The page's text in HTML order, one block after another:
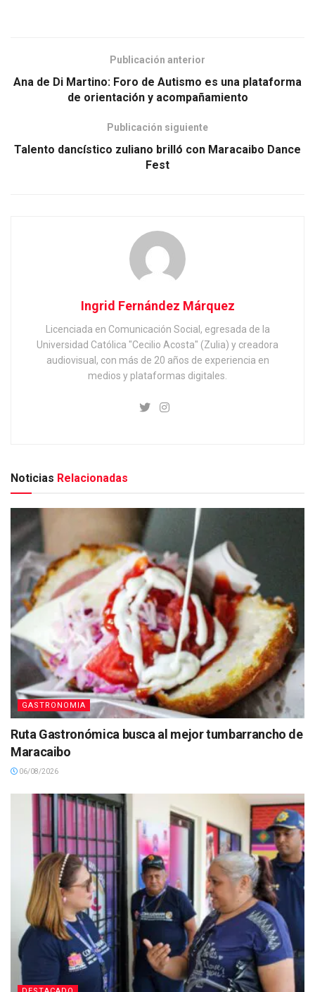
Publicación anterior
Ana de Di Martino: Foro de Autismo es una plataforma
de orientación y acompañamiento
Publicación siguiente
Talento dancístico zuliano brilló con Maracaibo Dance
Fest
Ingrid Fernández Márquez
Licenciada en Comunicación Social, egresada de la
Universidad Católica "Cecilio Acosta" (Zulia) y creadora
audiovisual, con más de 20 años de experiencia en
medios y plataformas digitales.
Noticias Relacionadas
GASTRONOMIA
Ruta Gastronómica busca al mejor tumbarrancho de
Maracaibo
06/08/2026